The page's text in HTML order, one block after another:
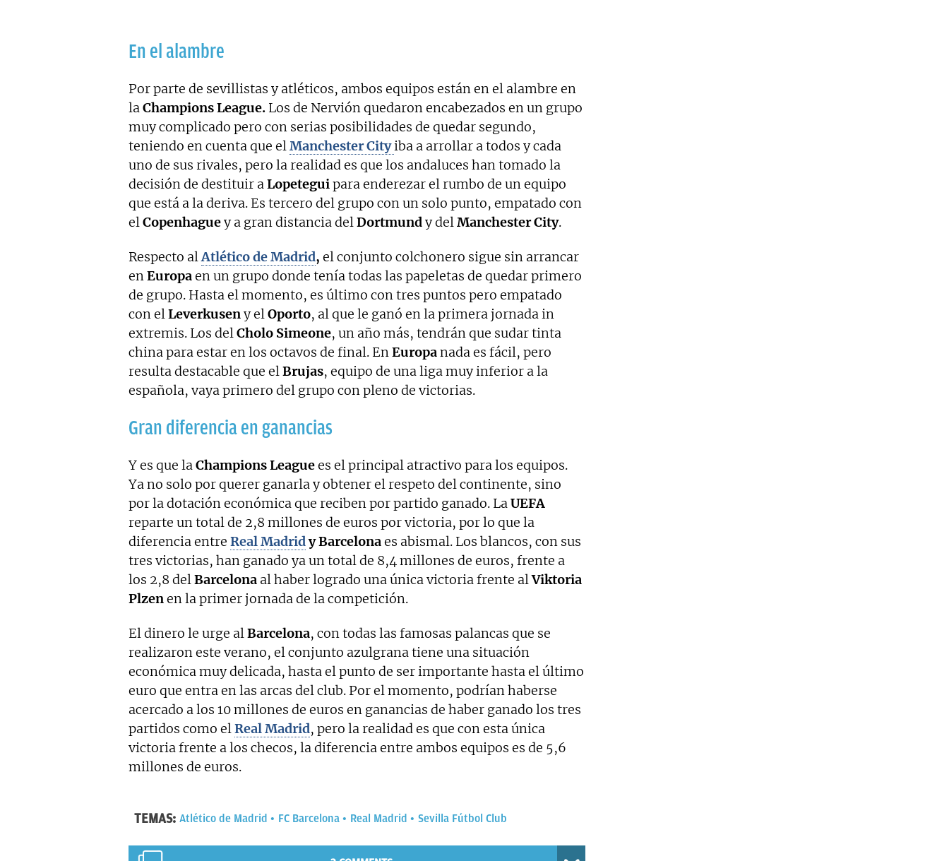
En el alambre
Por parte de sevillistas y atléticos, ambos equipos están en el alambre en
laChampions League. Los de Nervión quedaron encabezados en un grupo
muy complicado pero con serias posibilidades de quedar segundo,
teniendo en cuenta que elManchester Cityiba a arrollar a todos y cada
uno de sus rivales, pero la realidad es que los andaluces han tomado la
decisión de destituir aLopeteguipara enderezar el rumbo de un equipo
que está a la deriva. Es tercero del grupo con un solo punto, empatado con
elCopenhaguey a gran distancia delDortmundy delManchester City.
Respecto alAtlético de Madrid, el conjunto colchonero sigue sin arrancar
enEuropaen un grupo donde tenía todas las papeletas de quedar primero
de grupo. Hasta el momento, es último con tres puntos pero empatado
con elLeverkuseny elOporto, al que le ganó en la primera jornada in
extremis. Los delCholo Simeone, un año más, tendrán que sudar tinta
china para estar en los octavos de final. EnEuropanada es fácil, pero
resulta destacable que elBrujas, equipo de una liga muy inferior a la
española, vaya primero del grupo con pleno de victorias.
Gran diferencia en ganancias
Y es que laChampions Leaguees el principal atractivo para los equipos.
Ya no solo por querer ganarla y obtener el respeto del continente, sino
por la dotación económica que reciben por partido ganado. LaUEFA
reparte un total de 2,8 millones de euros por victoria, por lo que la
diferencia entre Real Madridy Barcelonaes abismal. Los blancos, con sus
tres victorias, han ganado ya un total de 8,4 millones de euros, frente a
los 2,8 delBarcelona al haber logrado una única victoria frente alViktoria
Plzenen la primer jornada de la competición.
El dinero le urge alBarcelona, con todas las famosas palancas que se
realizaron este verano, el conjunto azulgrana tiene una situación
económica muy delicada, hasta el punto de ser importante hasta el último
euro que entra en las arcas del club. Por el momento, podrían haberse
acercado a los 10 millones de euros en ganancias de haber ganado los tres
partidos como elReal Madrid, pero la realidad es que con esta única
victoria frente a los checos, la diferencia entre ambos equipos es de 5,6
millones de euros.
TEMAS: Atlético de Madrid FC Barcelona Real Madrid Sevilla Fútbol Club